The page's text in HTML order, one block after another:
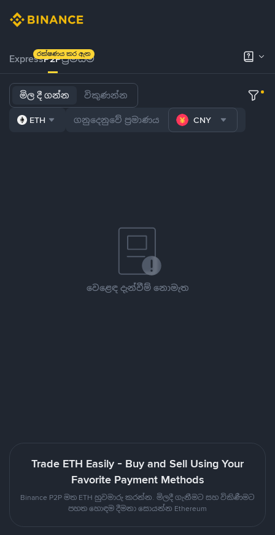
ExpressP2Pප්‍රිමියම්
රක්ෂණය කර ඇත
මිල දී ගන්න විකුණන්න
ETH CNY
වෙළෙඳ දැන්වීම් නොමැත
Trade ETH Easily - Buy and Sell Using Your
Favorite Payment Methods
Binance P2P මත ETH හුවමාරු කරන්න. මිලදී ගැනීමට සහ විකිණීමට
පහත හොඳම දීමනා සොයන්න Ethereum